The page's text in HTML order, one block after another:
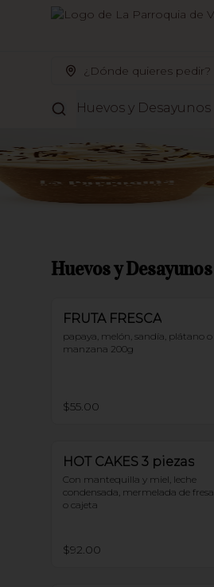
¿Dónde quieres pedir?
Huevos y Desayunos
Huevos y Desayunos
FRUTA FRESCA
papaya, melón, sandía, plátano o
manzana 200g
$55.00
HOT CAKES 3 piezas
Con mantequilla y miel, leche
condensada, mermelada de fresa
o cajeta
$92.00